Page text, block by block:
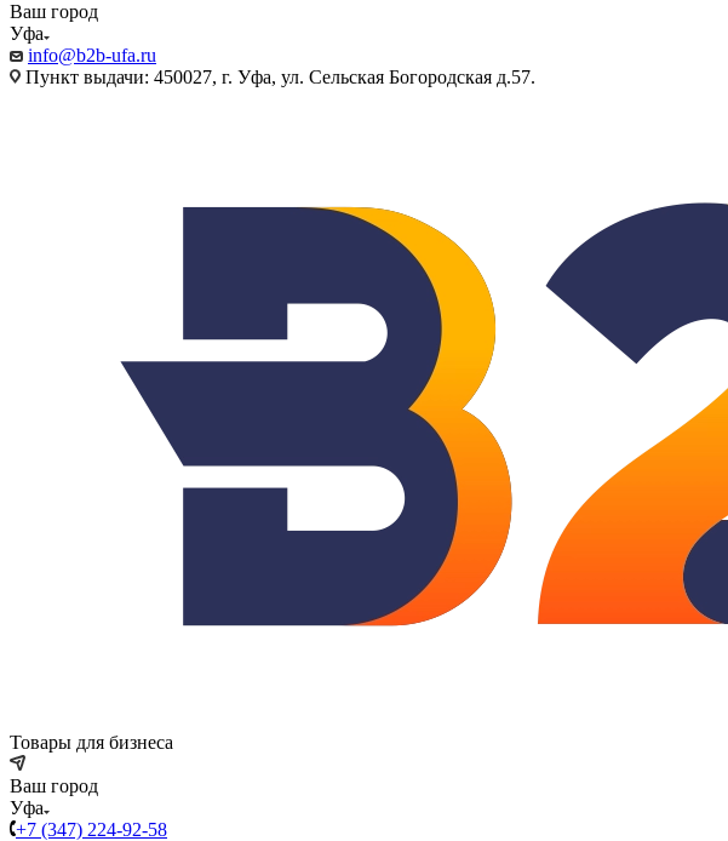
Ваш город
Уфа
info@b2b-ufa.ru
Пункт выдачи: 450027, г. Уфа, ул. Сельская Богородская д.57.
Товары для бизнеса
Ваш город
Уфа
+7 (347) 224-92-58